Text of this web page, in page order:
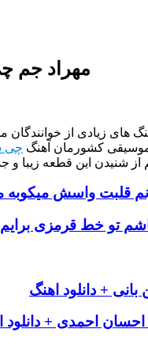
مهراد جم
های زیادی از
موسیقی کشورمان آهنگ چی
از شنیدن این قطعه زیبا و
قلبت واسش میکوبه
تو خط قرمزی
بانی + دانلود اهنگ
احمدی + دانلود